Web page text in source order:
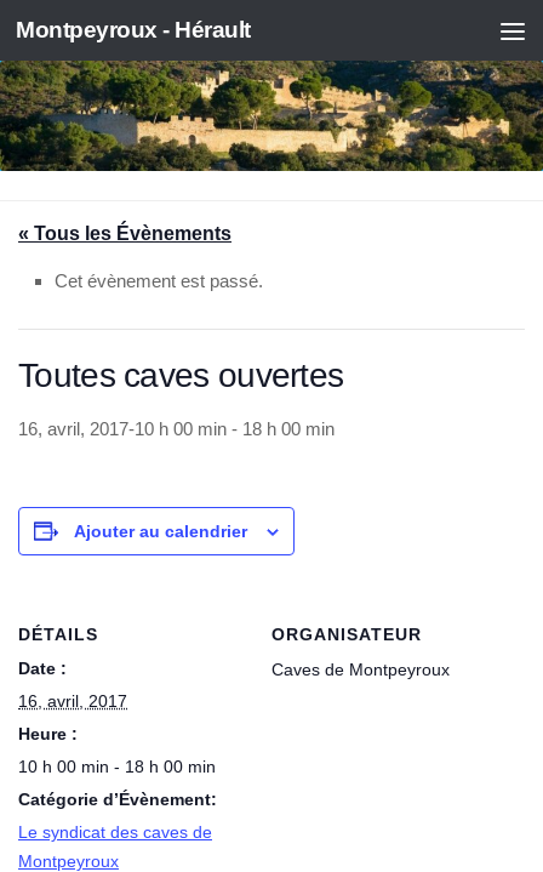
Skip to content
Montpeyroux - Hérault
« Tous les Évènements
Cet évènement est passé.
Toutes caves ouvertes
16, avril, 2017-10 h 00 min - 18 h 00 min
Ajouter au calendrier
DÉTAILS
Date :
16, avril, 2017
Heure :
10 h 00 min - 18 h 00 min
Catégorie d’Évènement:
Le syndicat des caves de
Montpeyroux
ORGANISATEUR
Caves de Montpeyroux